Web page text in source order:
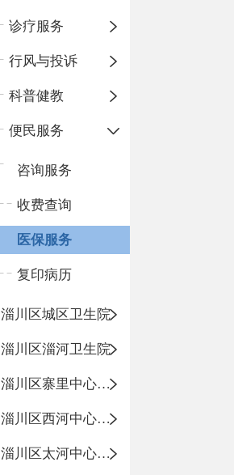
诊疗服务
行风与投诉
科普健教
便民服务
咨询服务
收费查询
医保服务
复印病历
淄川区城区卫生院
淄川区淄河卫生院
淄川区寨里中心卫生院
淄川区西河中心卫生院
淄川区太河中心卫生院